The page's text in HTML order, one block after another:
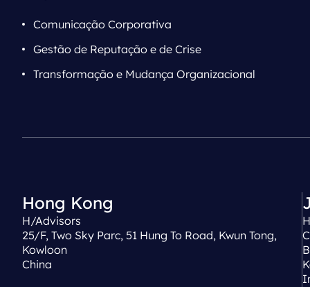
Comunicação Corporativa
Gestão de Reputação e de Crise
Transformação e Mudança Organizacional
Hong Kong
H/Advisors
25/F, Two Sky Parc, 51 Hung To Road, Kwun Tong,
Kowloon
China